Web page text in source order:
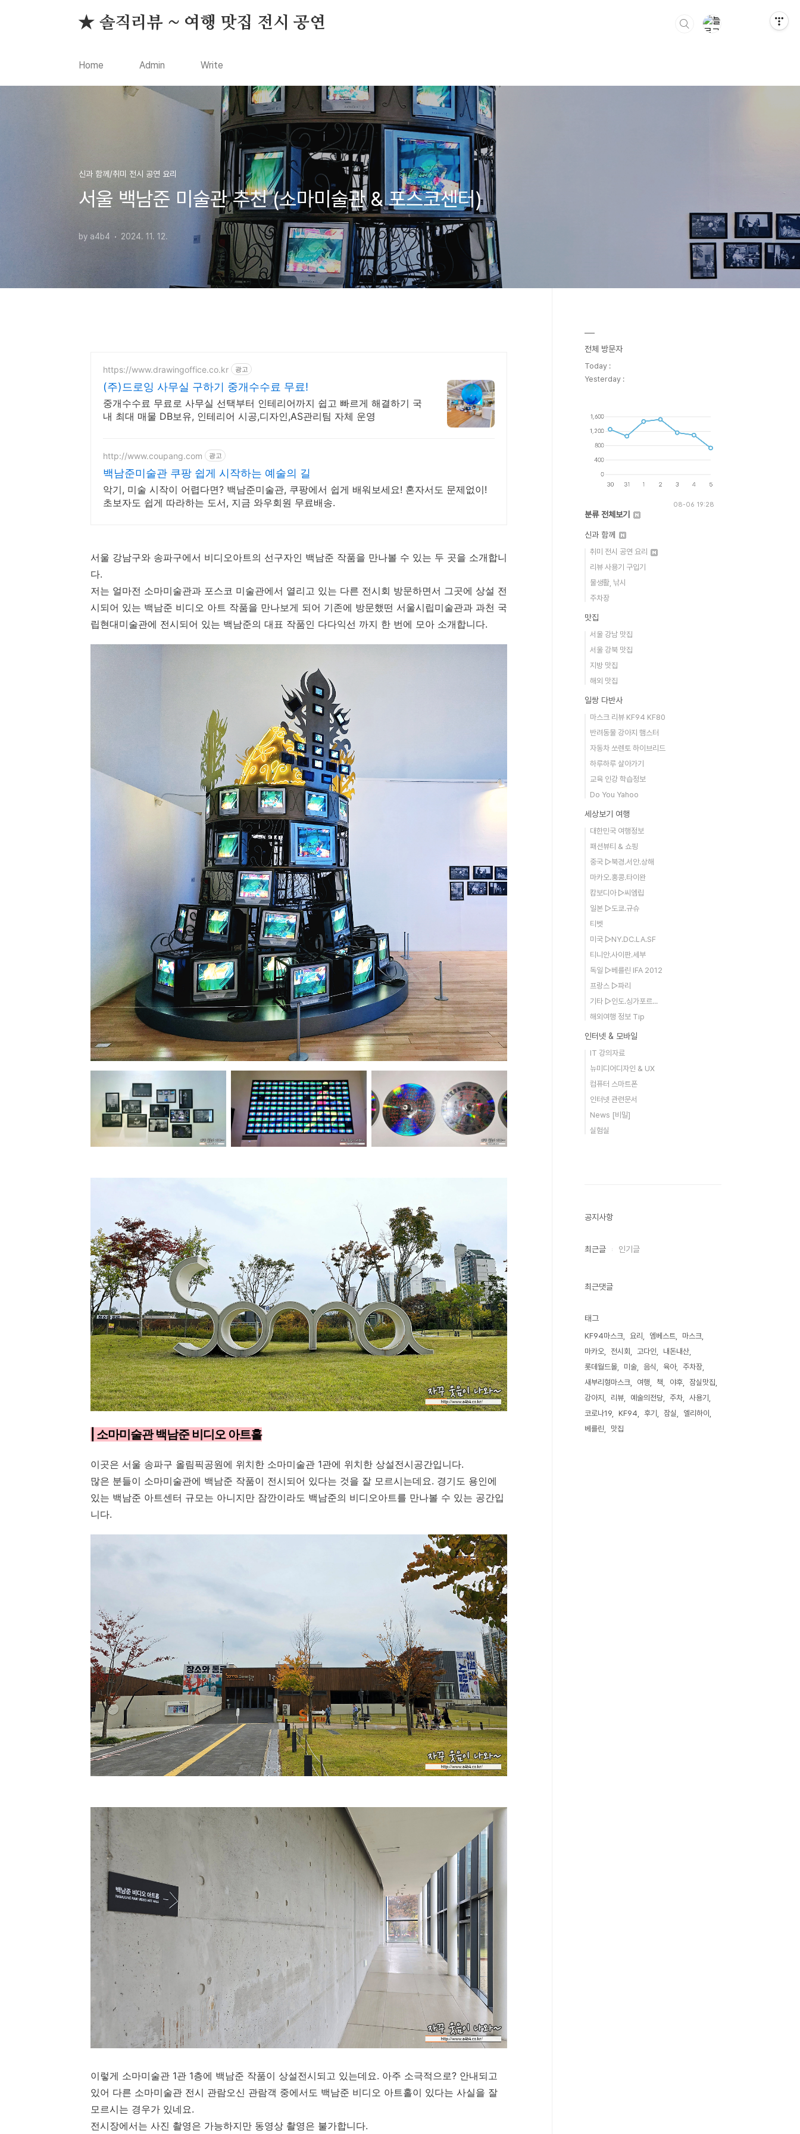
★ 솔직리뷰 ~ 여행 맛집 전시 공연
Home Admin Write
신과 함께/취미 전시 공연 요리
서울 백남준 미술관 추천 (소마미술관 & 포스코센터)
by a4b4 2024. 11. 12.
https://www.drawingoffice.co.kr 광고
(주)드로잉 사무실 구하기 중개수수료 무료!
중개수수료 무료로 사무실 선택부터 인테리어까지 쉽고 빠르게 해결하기 국
내 최대 매물 DB보유, 인테리어 시공,디자인,AS관리팀 자체 운영
http://www.coupang.com 광고
백남준미술관 쿠팡 쉽게 시작하는 예술의 길
악기, 미술 시작이 어렵다면? 백남준미술관, 쿠팡에서 쉽게 배워보세요! 혼자서도 문제없이!
초보자도 쉽게 따라하는 도서, 지금 와우회원 무료배송.
서울 강남구와 송파구에서 비디오아트의 선구자인 백남준 작품을 만나볼 수 있는 두 곳을 소개합니
다.
저는 얼마전 소마미술관과 포스코 미술관에서 열리고 있는 다른 전시회 방문하면서 그곳에 상설 전
시되어 있는 백남준 비디오 아트 작품을 만나보게 되어 기존에 방문했떤 서울시립미술관과 과천 국
립현대미술관에 전시되어 있는 백남준의 대표 작품인 다다익선 까지 한 번에 모아 소개합니다.
| 소마미술관 백남준 비디오 아트홀
이곳은 서울 송파구 올림픽공원에 위치한 소마미술관 1관에 위치한 상설전시공간입니다.
많은 분들이 소마미술관에 백남준 작품이 전시되어 있다는 것을 잘 모르시는데요. 경기도 용인에
있는 백남준 아트센터 규모는 아니지만 잠깐이라도 백남준의 비디오아트를 만나볼 수 있는 공간입
니다.
이렇게 소마미술관 1관 1층에 백남준 작품이 상설전시되고 있는데요. 아주 소극적으로? 안내되고
있어 다른 소마미술관 전시 관람오신 관람객 중에서도 백남준 비디오 아트홀이 있다는 사실을 잘
모르시는 경우가 있네요.
전시장에서는 사진 촬영은 가능하지만 동영상 촬영은 불가합니다.
전체 방문자
Today :
Yesterday :
08-06 19:28
분류 전체보기
신과 함께
취미 전시 공연 요리
리뷰 사용기 구입기
물생활, 낚시
주차장
맛집
서울 강남 맛집
서울 강북 맛집
지방 맛집
해외 맛집
일쌍 다반사
마스크 리뷰 KF94 KF80
반려동물 강아지 햄스터
자동차 쏘렌토 하이브리드
하루하루 살아가기
교육 인강 학습정보
Do You Yahoo
세상보기 여행
대한민국 여행정보
패션뷰티 & 쇼핑
중국 ▷북경.서안.상해
마카오.홍콩.타이완
캄보디아 ▷씨엠립
일본 ▷도쿄.규슈
티벳
미국 ▷NY.DC.LA.SF
티니안.사이판.세부
독일 ▷베를린 IFA 2012
프랑스 ▷파리
기타 ▷인도.싱가포르...
해외여행 정보 Tip
인터넷 & 모바일
IT 강의자료
뉴미디어디자인 & UX
컴퓨터 스마트폰
인터넷 관련문서
News [비밀]
실험실
공지사항
최근글 인기글
최근댓글
태그
KF94마스크 요리 엠베스트
마스크
마카오
전시회 고다인
내돈내산
롯데월드몰
미술 음식 육아
주차장
새부리형마스크
여행 책 야후
잠실맛집
강아지
리뷰 예술의전당 주차
사용기
코로나19
KF94 후기 잠실
엘리하이
베를린
맛집